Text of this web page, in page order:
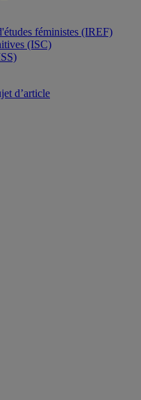
féministes (IREF)
(ISC)
d’article